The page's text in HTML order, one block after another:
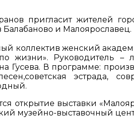
пригласит жителей
Балабаново и Малоярославец.
коллектив женский
жизни». Руководитель –
Гусева. В программе:
эстрада,
открытие выставки
музейно-выставочный